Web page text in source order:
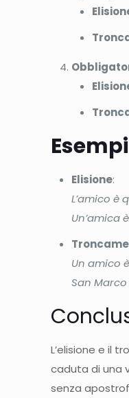
Elisione:
L’amico è
Un’amica
Un amico
San Marco
L’elisione e il
caduta di una
senza